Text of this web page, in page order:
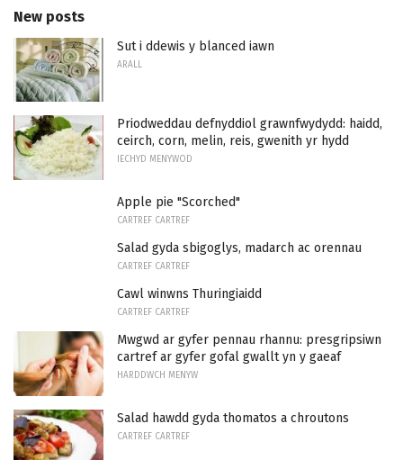
New posts
Sut i ddewis y blanced iawn
ARALL
Priodweddau defnyddiol grawnfwydydd: haidd,
ceirch, corn, melin, reis, gwenith yr hydd
IECHYD MENYWOD
Apple pie "Scorched"
CARTREF CARTREF
Salad gyda sbigoglys, madarch ac orennau
CARTREF CARTREF
Cawl winwns Thuringiaidd
CARTREF CARTREF
Mwgwd ar gyfer pennau rhannu: presgripsiwn
cartref ar gyfer gofal gwallt yn y gaeaf
HARDDWCH MENYW
Salad hawdd gyda thomatos a chroutons
CARTREF CARTREF